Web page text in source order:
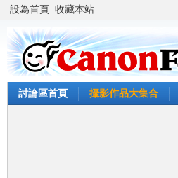
設為首頁 收藏本站
討論區首頁 攝影作品大集合